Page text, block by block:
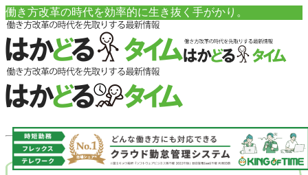
働き方改革の時代を効率的に生き抜く手がかり。